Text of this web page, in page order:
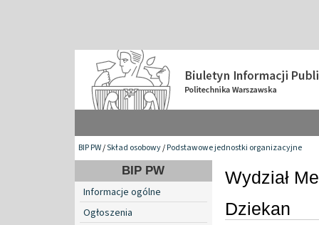
BIP PW/Skład osobowy/Podstawowe jednostki organizacyjne
BIP PW
Informacje ogólne
Ogłoszenia
Wydział
Dziekan